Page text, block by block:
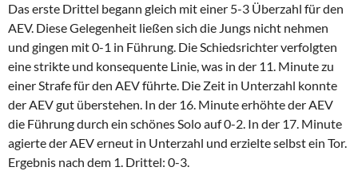
Das erste Drittel begann gleich mit einer 5-3 Überzahl für den
AEV. Diese Gelegenheit ließen sich die Jungs nicht nehmen
und gingen mit0-1 in Führung. Die Schiedsrichter verfolgten
eine strikte und konsequente Linie, was in der 11. Minute zu
einer Strafe für den AEV führte. Die Zeit in Unterzahl konnte
der AEV gut überstehen. In der 16. Minute erhöhte der AEV
die Führung durch ein schönes Solo auf0-2. In der 17. Minute
agierte der AEV erneut in Unterzahl und erzielte selbst ein Tor.
Ergebnis nach dem 1. Drittel: 0-3.